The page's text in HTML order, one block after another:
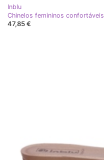
Inblu
47,85 €